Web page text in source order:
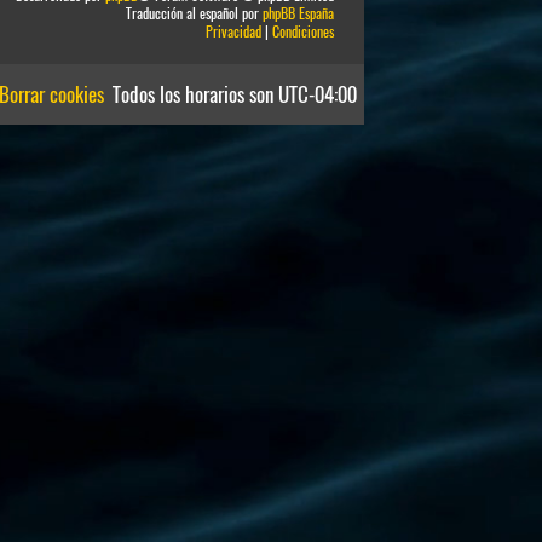
Traducción al español porphpBB España
Privacidad| Condiciones
Todos los horarios son UTC-04:00
Borrar cookies